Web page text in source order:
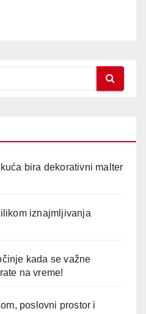
bira dekorativni malter
iznajmljivanja
kada se važne
na vreme!
poslovni prostor i